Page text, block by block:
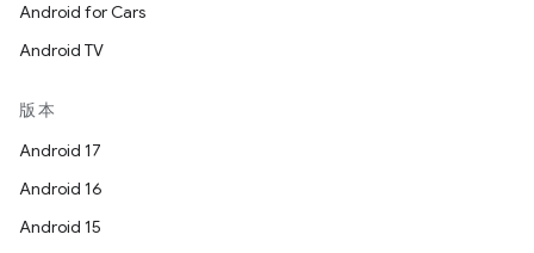
Android for Cars
Android TV
版本
Android 17
Android 16
Android 15